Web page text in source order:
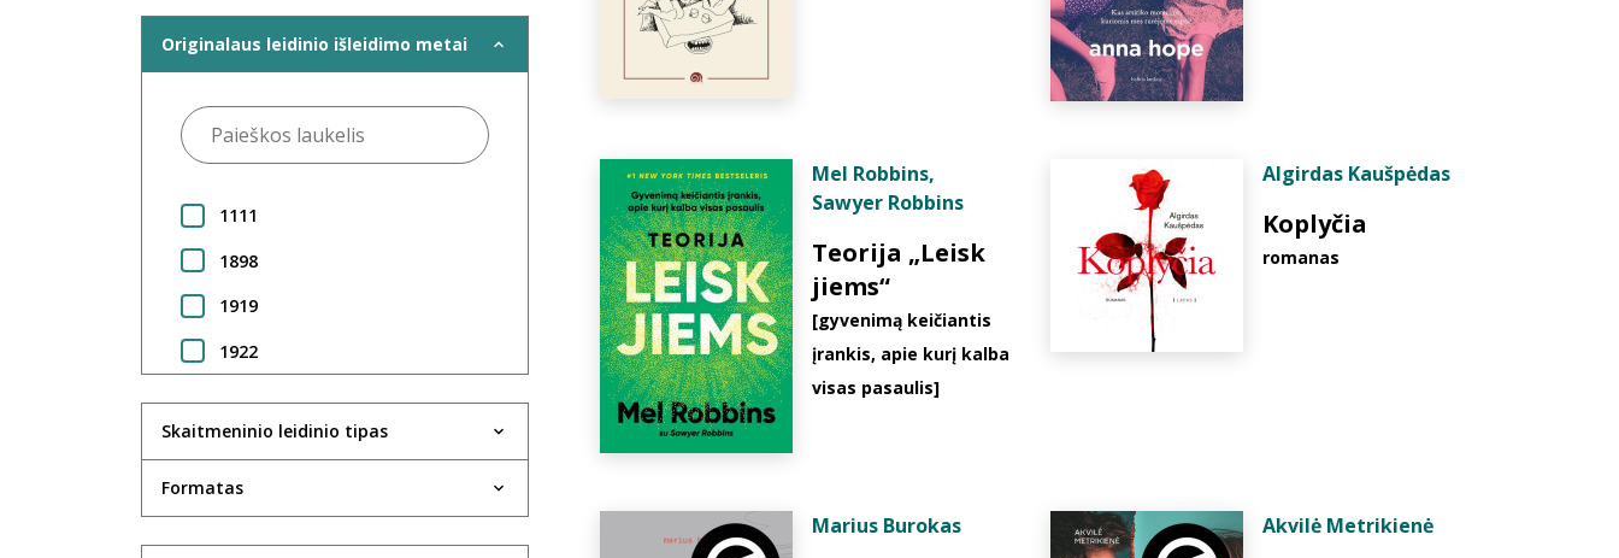
Originalaus leidinio išleidimo metai
1111
1898
1919
1922
1924
1925
Skaitmeninio leidinio tipas
Formatas
Mel Robbins,
Sawyer Robbins
Teorija „Leisk
jiems“
[gyvenimą keičiantis
įrankis, apie kurį kalba
visas pasaulis]
Algirdas Kaušpėdas
Koplyčia
romanas
Marius Burokas Akvilė Metrikienė